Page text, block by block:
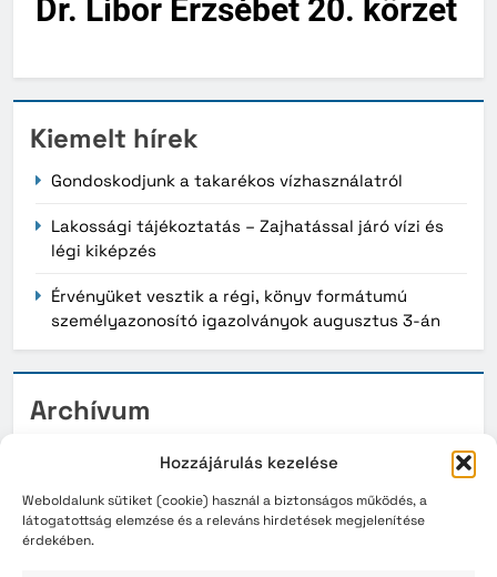
Hozzájárulás kezelése
Weboldalunk sütiket (cookie) használ a biztonságos működés, a
látogatottság elemzése és a releváns hirdetések megjelenítése
érdekében.
Dr. Libor Erzsébet 20. körzet
Kiemelt hírek
Gondoskodjunk a takarékos vízhasználatról
Lakossági tájékoztatás – Zajhatással járó vízi és
légi kiképzés
Érvényüket vesztik a régi, könyv formátumú
személyazonosító igazolványok augusztus 3-án
Archívum
2026. augusztus
2026. július
2026. június